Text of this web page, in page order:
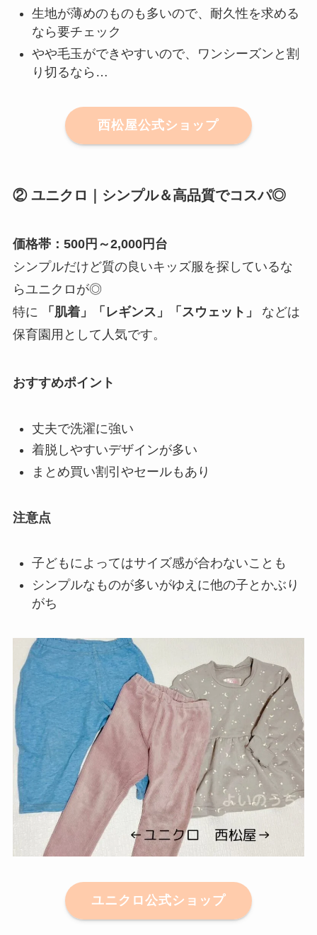
生地が薄めのものも多いので、耐久性を求める
なら要チェック
やや毛玉ができやすいので、ワンシーズンと割
り切るなら…
西松屋公式ショップ
② ユニクロ｜シンプル＆高品質でコスパ◎
価格帯：500円～2,000円台
シンプルだけど質の良いキッズ服を探しているな
らユニクロが◎
特に
「肌着」「レギンス」「スウェット」
などは
保育園用として人気です。
おすすめポイント
丈夫で洗濯に強い
着脱しやすいデザインが多い
まとめ買い割引やセールもあり
注意点
子どもによってはサイズ感が合わないことも
シンプルなものが多いがゆえに他の子とかぶり
がち
ユニクロ公式ショップ